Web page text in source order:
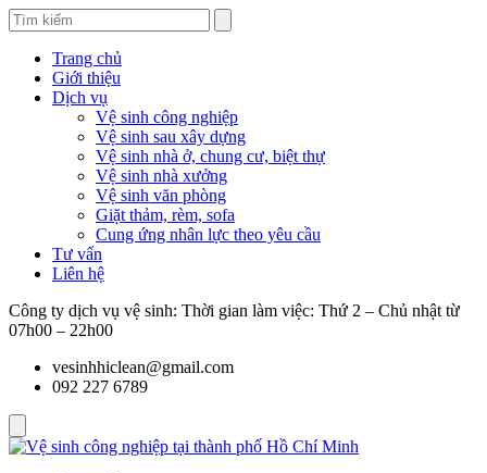
Trang chủ
Giới thiệu
Dịch vụ
Vệ sinh công nghiệp
Vệ sinh sau xây dựng
Vệ sinh nhà ở, chung cư, biệt thự
Vệ sinh nhà xưởng
Vệ sinh văn phòng
Giặt thảm, rèm, sofa
Cung ứng nhân lực theo yêu cầu
Tư vấn
Liên hệ
Công ty dịch vụ vệ sinh: Thời gian làm việc: Thứ 2 – Chủ nhật từ
07h00 – 22h00
vesinhhiclean@gmail.com
092 227 6789